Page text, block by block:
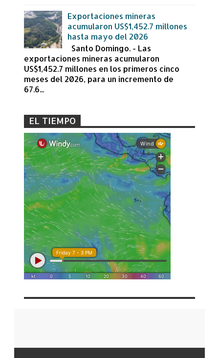
Exportaciones mineras
acumularon US$1,452.7 millones
hasta mayo del 2026
Santo Domingo. - Las
exportaciones mineras acumularon
US$1,452.7 millones en los primeros cinco
meses del 2026, para un incremento de
67.6...
EL TIEMPO